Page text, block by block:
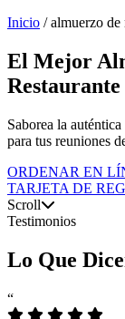
Inicio / almuerzo de
El Mejor
Saborea la
para tus reuniones
ORDENAR EN
TARJETA DE
Scroll
Testimonios
Lo Que
“